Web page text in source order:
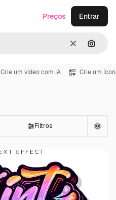
Limpar
Preços Entrar
Crie um vídeo com IA Crie um
Filtros